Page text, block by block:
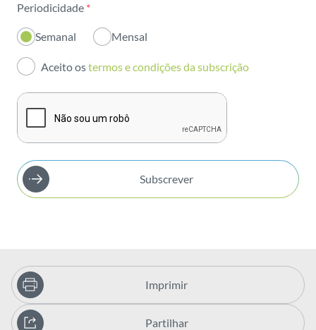
Inovação
Investidores
Publicações
Periodicidade *
Semanal Mensal
Aceito ostermos e condições da subscrição
Subscrever
Imprimir
Partilhar